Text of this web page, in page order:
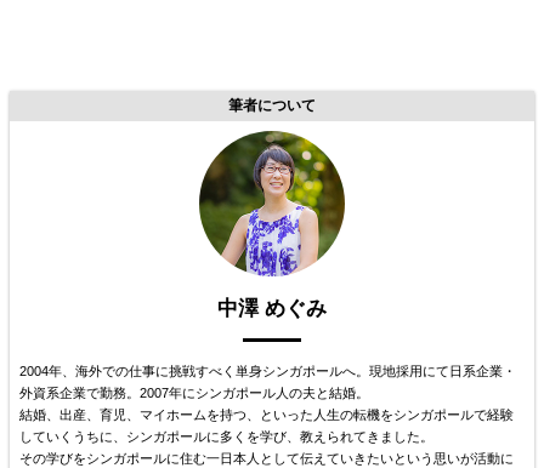
筆者について
中澤 めぐみ
2004年、海外での仕事に挑戦すべく単身シンガポールへ。現地採用にて日系企業・
外資系企業で勤務。2007年にシンガポール人の夫と結婚。
結婚、出産、育児、マイホームを持つ、といった人生の転機をシンガポールで経験
していくうちに、シンガポールに多くを学び、教えられてきました。
その学びをシンガポールに住む一日本人として伝えていきたいという思いが活動に